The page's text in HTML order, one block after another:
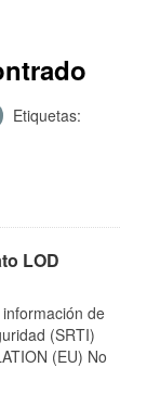
Etiquetas:
LOD
de
(SRTI)
(EU) No